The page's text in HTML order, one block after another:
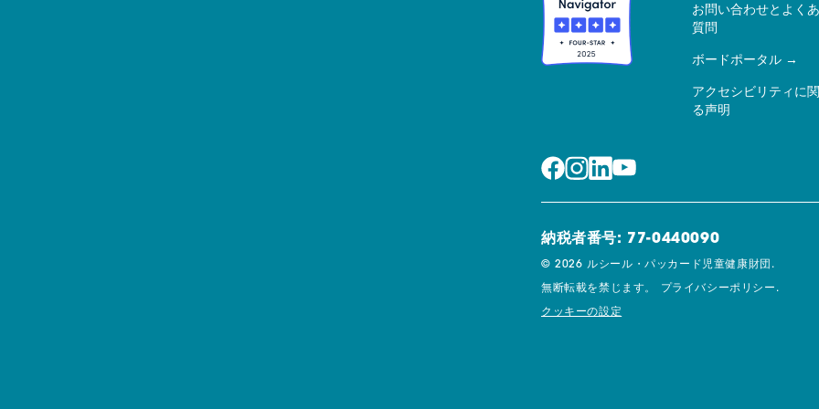
お問い合わせとよく
質問
ボードポータル
アクセシビリティに
る声明
納税者番号: 77-0440090
© 2026 ルシール・パッカード児童健康財団.
無断転載を禁じます。 プライバシーポリシー.
クッキーの設定